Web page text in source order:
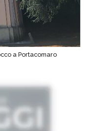
a Portacomaro